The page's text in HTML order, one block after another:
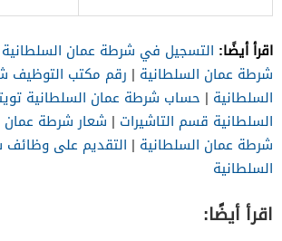
اقرأ أيضًا: التسجيل في شرطة عمان السلطانية
شرطة عمان السلطانية | رقم مكتب التوظيف
السلطانية | حساب شرطة عمان السلطانية
السلطانية قسم التاشيرات | شعار شرطة عمان
شرطة عمان السلطانية | التقديم على
السلطانية
اقرأ أيضًا: